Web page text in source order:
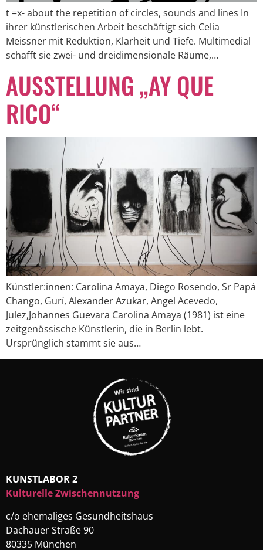
t =x- about the repetition of circles, sounds and lines In
ihrer künstlerischen Arbeit beschäftigt sich Celia
Meissner mit Reduktion, Klarheit und Tiefe. Multimedial
schafft sie zwei- und dreidimensionale Räume,…
AUSSTELLUNG „AY QUE
RICO“
Künstler:innen: Carolina Amaya, Diego Rosendo, Sr Papá
Chango, Gurí, Alexander Azukar, Angel Acevedo,
Julez,Johannes Guevara Carolina Amaya (1981) ist eine
zeitgenössische Künstlerin, die in Berlin lebt.
Ursprünglich stammt sie aus…
KUNSTLABOR 2
Kulturelle Zwischennutzung
c/o ehemaliges Gesundheitshaus
Dachauer Straße 90
80335 München